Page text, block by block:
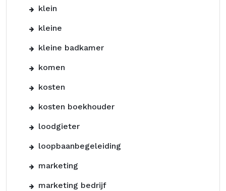
klein
kleine
kleine badkamer
komen
kosten
kosten boekhouder
loodgieter
loopbaanbegeleiding
marketing
marketing bedrijf